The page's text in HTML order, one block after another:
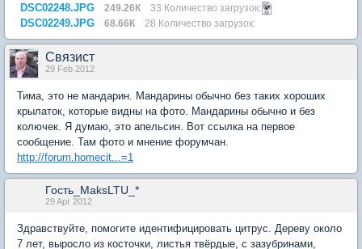
DSC02248.JPG 249.26К 33 Количество загрузок:
DSC02249.JPG 68.66К 28 Количество загрузок:
Связист
29 Feb 2012
Тима, это не мандарин. Мандарины обычно без таких хороших
крылаток, которые видны на фото. Мандарины обычно и без
колючек. Я думаю, это апельсин. Вот ссылка на первое
сообщение. Там фото и мнение форумчан.
http://forum.homecit...=1
Гость_MaksLTU_*
29 Apr 2012
Здравствуйте, помогите идентифицировать цитрус. Дереву около
7 лет, выросло из косточки, листья твёрдые, с зазубринами,